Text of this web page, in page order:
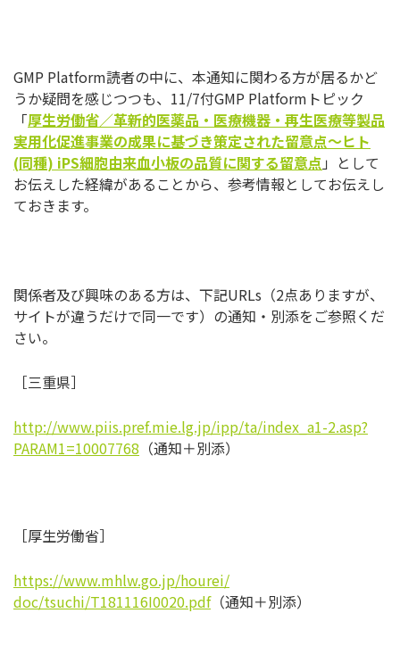
GMP Platform読者の中に、本通知に関わる方が居るかど
うか疑問を感じつつも、11/7付GMP Platformトピック
「厚生労働省／革新的医薬品・医療機器 ・再生医療等製品
実用化促進事業の成果に基づき策定された留意点～ヒト
(同種) iPS細胞由来血小板の品質に関する留意点 」として
お伝えした経緯があることから、参考情報としてお伝えし
ておきます。
関係者及び興味のある方は、下記URLs（2点ありますが、
サイトが違うだけで同一です）の通知・ 別添をご参照くだ
さい。
［三重県］
http://www.piis.pref.mie.lg.jp/ipp/ta/index_a1-2.asp?
PARAM1=10007768 （通知＋別添）
［厚生労働省］
https://www.mhlw.go.jp/hourei/
doc/tsuchi/T181116I0020.pdf（通知＋別添）